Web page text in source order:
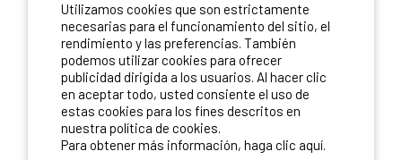
ME INSCRIBO
NUESTROS PARTNERS
Utilizamos cookies que son estrictamente
necesarias para el funcionamiento del sitio, el
rendimiento y las preferencias. También
podemos utilizar cookies para ofrecer
publicidad dirigida a los usuarios. Al hacer clic
en aceptar todo, usted consiente el uso de
estas cookies para los fines descritos en
nuestra política de cookies.
Para obtener más información, haga clic aquí.